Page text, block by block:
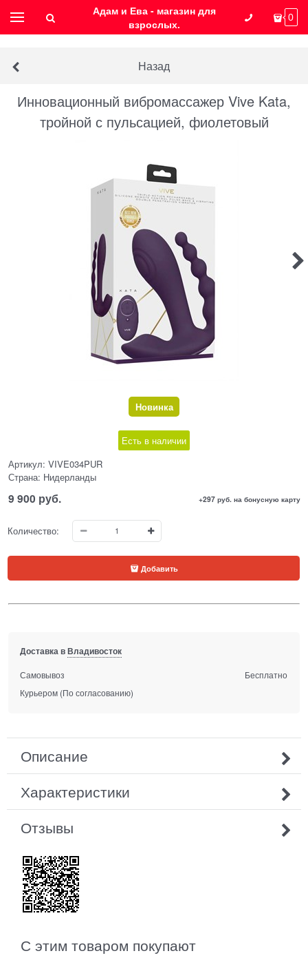
Адам и Ева - магазин для
взрослых.
0
Назад
Инновационный вибромассажер Vive Kata,
тройной с пульсацией, фиолетовый
Новинка
Есть в наличии
Артикул: VIVE034PUR
Страна: Нидерланды
9 900 руб. +297 руб. на бонусную карту
Количество:
Добавить
Доставка вВладивосток
Самовывоз
Бесплатно
Курьером (По согласованию)
Описание
Характеристики
Отзывы
С этим товаром покупают